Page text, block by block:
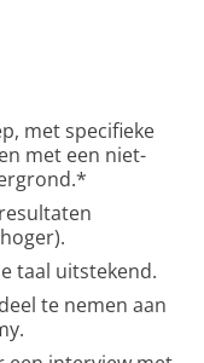
met specifieke
met een niet-
taal uitstekend.
te nemen aan